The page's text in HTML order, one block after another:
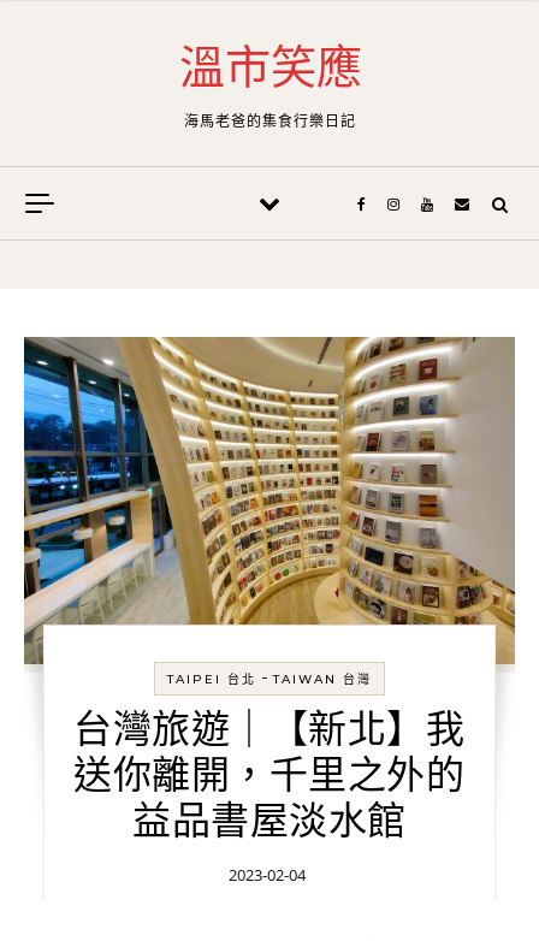
溫市笑應
海馬老爸的集食行樂日記
TAIPEI 台北 -TAIWAN 台灣
台灣旅遊｜【新北】我
送你離開，千里之外的
益品書屋淡水館
2023-02-04